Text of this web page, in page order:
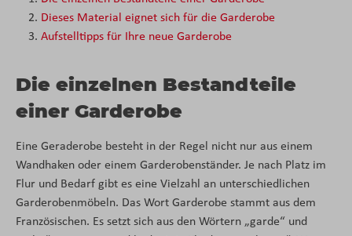
Dieses Material eignet sich für die Garderobe
Aufstelltipps für Ihre neue Garderobe
Die einzelnen Bestandteile
einer Garderobe
Eine Geraderobe besteht in der Regel nicht nur aus einem
Wandhaken oder einem Garderobenständer. Je nach Platz im
Flur und Bedarf gibt es eine Vielzahl an unterschiedlichen
Garderobenmöbeln. Das Wort Garderobe stammt aus dem
Französischen. Es setzt sich aus den Wörtern „garde“ und